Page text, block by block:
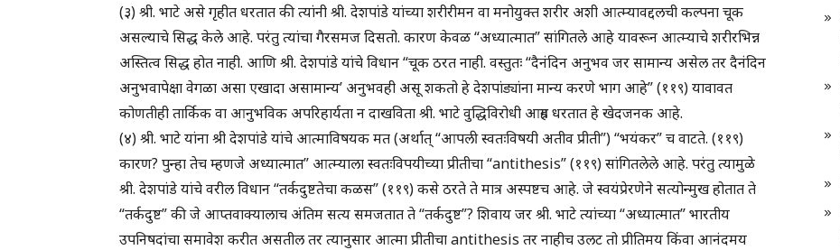
(३) श्री. भाटे असे गृहीत धरतात की त्यांनी श्री. देशपांडे यांच्या शरीरीमन वा मनोयुक्त शरीर अशी आत्म्यावद्दलची कल्पना चूक
असल्याचे सिद्ध केले आहे. परंतु त्यांचा गैरसमज दिसतो. कारण केवळ “अध्यात्मात” सांगितले आहे यावरून आत्म्याचे शरीरभिन्न
अस्तित्व सिद्ध होत नाही. आणि श्री. देशपांडे यांचे विधान “चूक ठरत नाही. वस्तुतः “दैनंदिन अनुभव जर सामान्य असेल तर दैनंदिन
अनुभवापेक्षा वेगळा असा एखादा असामान्य’ अनुभवही असू शकतो हे देशपांड्यांना मान्य करणे भाग आहे” (११९) यावावत
कोणतीही तार्किक वा आनुभविक अपरिहार्यता न दाखविता श्री. भाटे वुद्धिविरोधी आग्रह धरतात हे खेदजनक आहे.
(४) श्री. भाटे यांना श्री देशपांडे यांचे आत्माविषयक मत (अर्थात् “आपली स्वतःविषयी अतीव प्रीती”) “भयंकर” च वाटते. (११९)
कारण? पुन्हा तेच म्हणजे अध्यात्मात” आत्म्याला स्वतःविपयीच्या प्रीतीचा “antithesis” (११९) सांगितलेले आहे. परंतु त्यामुळे
श्री. देशपांडे यांचे वरील विधान “तर्कदुष्टतेचा कळस” (११९) कसे ठरते ते मात्र अस्पष्टच आहे. जे स्वयंप्रेरणेने सत्योन्मुख होतात ते
“तर्कदुष्ट” की जे आप्तवाक्यालाच अंतिम सत्य समजतात ते “तर्कदुष्ट”? शिवाय जर श्री. भाटे त्यांच्या “अध्यात्मात” भारतीय
उपनिषदांचा समावेश करीत असतील तर त्यानुसार आत्मा प्रीतीचा antithesis तर नाहीच उलट तो प्रीतिमय किंवा आनंदमय